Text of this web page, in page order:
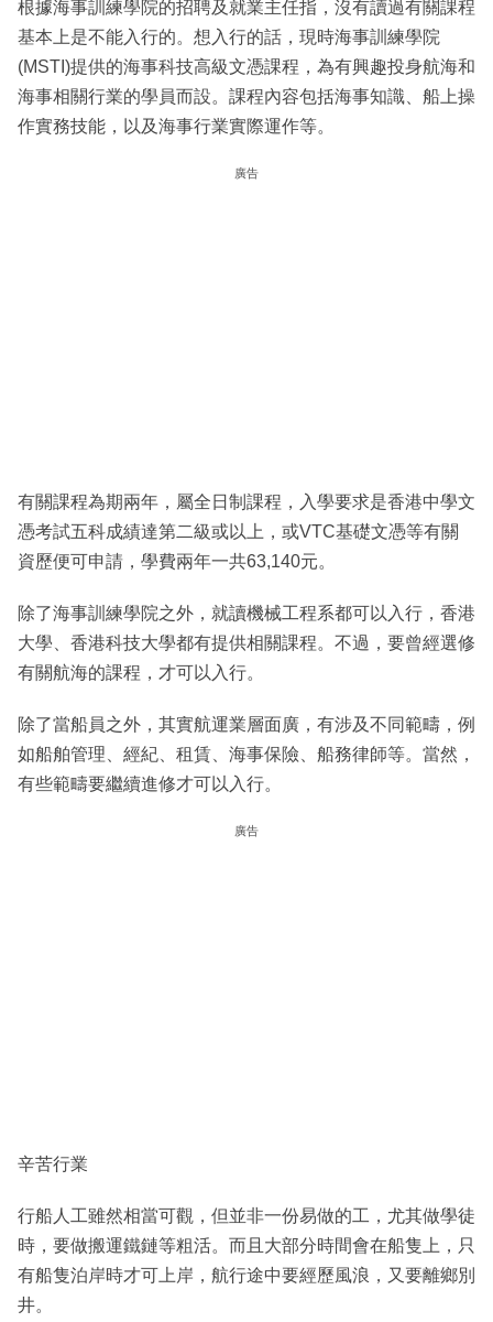
根據海事訓練學院的招聘及就業主任指，沒有讀過有關課程
基本上是不能入行的。想入行的話，現時海事訓練學院
(MSTI)提供的海事科技高級文憑課程，為有興趣投身航海和
海事相關行業的學員而設。課程內容包括海事知識、船上操
作實務技能，以及海事行業實際運作等。
廣告
有關課程為期兩年，屬全日制課程，入學要求是香港中學文
憑考試五科成績達第二級或以上，或VTC基礎文憑等有關
資歷便可申請，學費兩年一共63,140元。
除了海事訓練學院之外，就讀機械工程系都可以入行，香港
大學、香港科技大學都有提供相關課程。不過，要曾經選修
有關航海的課程，才可以入行。
除了當船員之外，其實航運業層面廣，有涉及不同範疇，例
如船舶管理、經紀、租賃、海事保險、船務律師等。當然，
有些範疇要繼續進修才可以入行。
廣告
辛苦行業
行船人工雖然相當可觀，但並非一份易做的工，尤其做學徒
時，要做搬運鐵鏈等粗活。而且大部分時間會在船隻上，只
有船隻泊岸時才可上岸，航行途中要經歷風浪，又要離鄉別
井。